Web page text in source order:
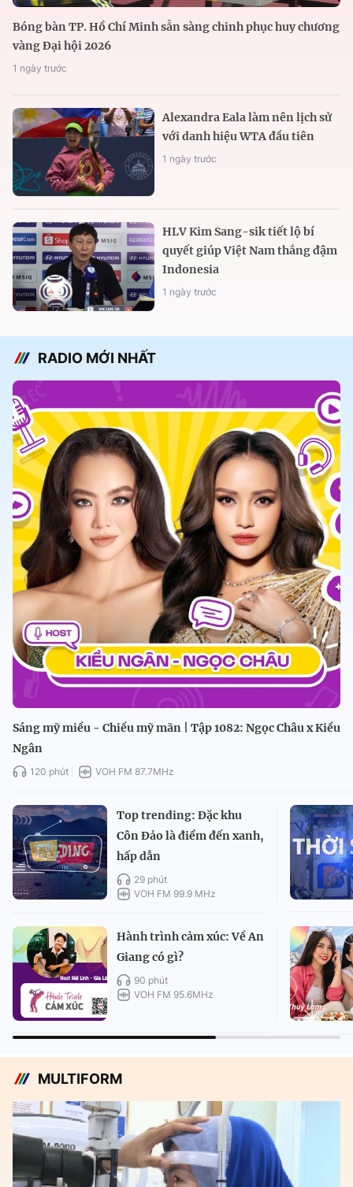
Bóng bàn TP. Hồ Chí Minh sẵn sàng chinh phục huy chương
vàng Đại hội 2026
1 ngày trước
Alexandra Eala làm nên lịch sử
với danh hiệu WTA đầu tiên
1 ngày trước
HLV Kim Sang-sik tiết lộ bí
quyết giúp Việt Nam thắng đậm
Indonesia
1 ngày trước
RADIO MỚI NHẤT
Sáng mỹ miều - Chiều mỹ mãn | Tập 1082: Ngọc Châu x Kiều
Ngân
120 phút VOH FM 87.7MHz
Top trending: Đặc khu
Côn Đảo là điểm đến xanh,
hấp dẫn
29 phút
VOH FM 99.9 MHz
Hành trình cảm xúc: Về An
Giang có gì?
90 phút
VOH FM 95.6MHz
MULTIFORM